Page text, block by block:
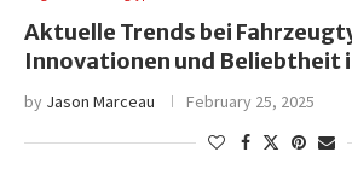
Aktuelle Trends bei
Innovationen und Beliebtheit
by Jason Marceau February 25, 2025